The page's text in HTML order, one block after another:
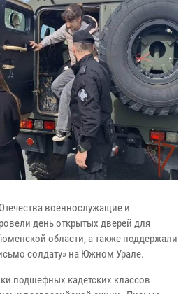
военнослужащие и
день открытых дверей для
области, а также поддержали
солдату» на Южном Урале.
подшефных кадетских классов